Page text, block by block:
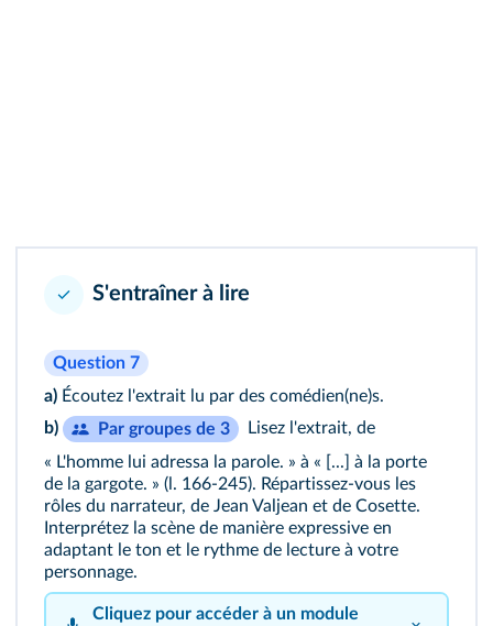
S'entraîner à lire
Question 7
a) Écoutez l'extrait lu par des comédien(ne)s.
b)
Par groupes de 3
Lisez l'extrait, de
« L'homme lui adressa la parole. » à « [...] à la porte
de la gargote. » (l. 166-245). Répartissez-vous les
rôles du narrateur, de Jean Valjean et de Cosette.
Interprétez la scène de manière expressive en
adaptant le ton et le rythme de lecture à votre
personnage.
Cliquez pour accéder à un module